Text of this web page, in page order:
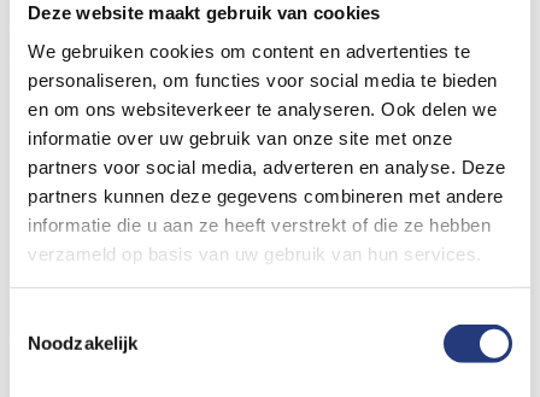
Deze website maakt gebruik van cookies
We gebruiken cookies om content en advertenties te
personaliseren, om functies voor social media te bieden
en om ons websiteverkeer te analyseren. Ook delen we
informatie over uw gebruik van onze site met onze
partners voor social media, adverteren en analyse. Deze
partners kunnen deze gegevens combineren met andere
informatie die u aan ze heeft verstrekt of die ze hebben
verzameld op basis van uw gebruik van hun services.
Noodzakelijk
de pols en kan pijn veroorzaken. Vooral bij het maken van een
vuist, het vastpakken van dingen of het draaien van de pols
kan deze pijn erger worden.
Wat is de oorzaak?
De meest voorkomende oorzaak van het syndroom van De
de pezen (een peesschedeontsteking is een tenosynovitis).